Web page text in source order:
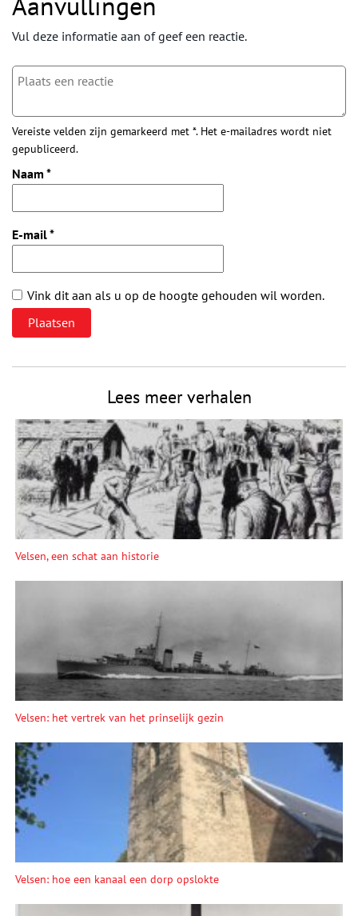
Vul deze informatie aan of geef een reactie.
Vereiste velden zijn gemarkeerd met *. Het e-mailadres wordt niet
gepubliceerd.
Naam *
E-mail*
Vink dit aan als u op de hoogte gehouden wil worden.
Lees meer verhalen
Velsen, een schat aan historie
Velsen: het vertrek van het prinselijk gezin
Velsen: hoe een kanaal een dorp opslokte